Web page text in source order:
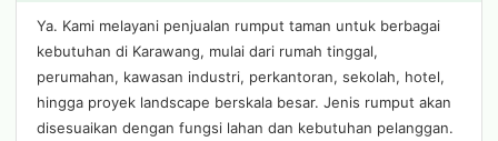
Ya. Kami melayani penjualan rumput taman untuk berbagai
kebutuhan di Karawang, mulai dari rumah tinggal,
perumahan, kawasan industri, perkantoran, sekolah, hotel,
hingga proyek landscape berskala besar. Jenis rumput akan
disesuaikan dengan fungsi lahan dan kebutuhan pelanggan.